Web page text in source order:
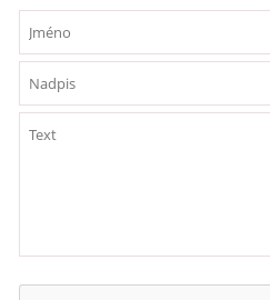
HÁDANKY K TÉMATU JARO,
PÍSNĚ K TÉMATU JARO